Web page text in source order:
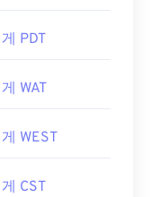
PDT
WAT
WEST
CST